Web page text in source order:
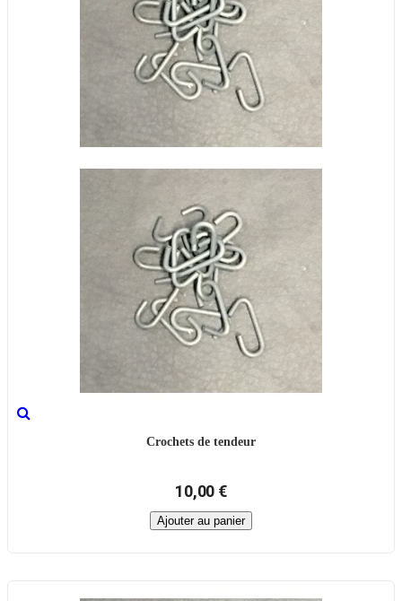
Crochets de tendeur
10,00 €
Ajouter au panier